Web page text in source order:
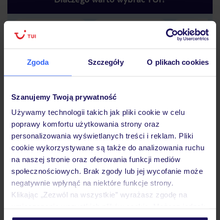
Zgoda Szczegóły O plikach cookies
Szanujemy Twoją prywatność
Używamy technologii takich jak pliki cookie w celu
poprawy komfortu użytkowania strony oraz
personalizowania wyświetlanych treści i reklam. Pliki
cookie wykorzystywane są także do analizowania ruchu
na naszej stronie oraz oferowania funkcji mediów
społecznościowych. Brak zgody lub jej wycofanie może
negatywnie wpłynąć na niektóre funkcje strony.
Klikając „Zezwól na wszystkie” wyrażasz zgodę na
personalizować swój wybór wchodząc w zakładkę
Lider niskich cen
Największe biuro
podróży w Polsce
30 lat w
Hotel
Pokoje
Wyżywienie